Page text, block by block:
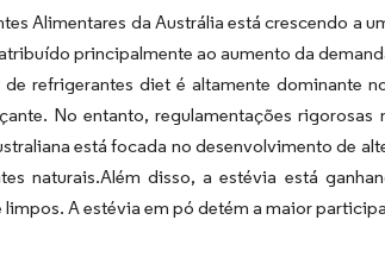
Alimentares da Austrália está crescendo a
principalmente ao aumento da
refrigerantes diet é altamente dominante
No entanto, regulamentações
está focada no desenvolvimento de
naturais.Além disso, a estévia está
limpos. A estévia em pó detém a maior